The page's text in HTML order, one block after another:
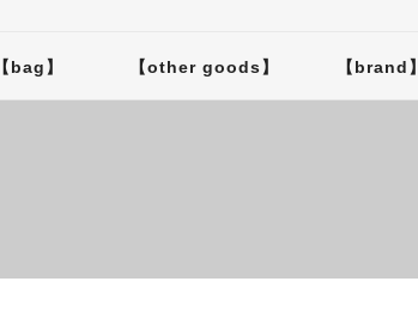
【bag】 【other goods】 【brand】